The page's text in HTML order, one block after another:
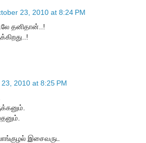
23, 2010 at 8:24 PM
தனிதான்..!
2010 at 8:25 PM
இசைவருட